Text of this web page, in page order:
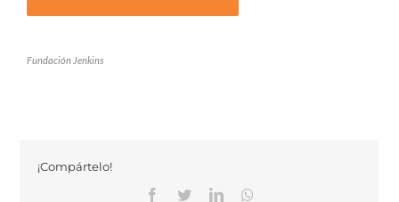
Fundación Jenkins
¡Compártelo!
Facebook
TwitterLinkedinWhatsapp